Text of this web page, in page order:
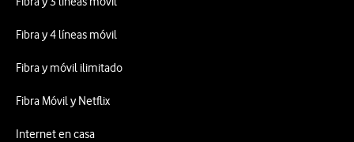
Fibra y 4 líneas móvil
Fibra y móvil ilimitado
Fibra Móvil y Netflix
Internet en casa